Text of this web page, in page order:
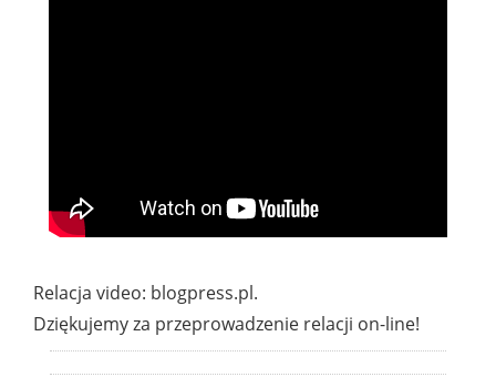
Relacja video: blogpress.pl.
Dziękujemy za przeprowadzenie relacji on-line!